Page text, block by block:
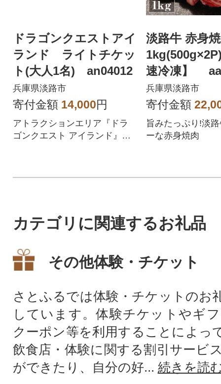
ドラゴンクエストアイ
ランド ライトチケッ
ト(大人1名) an04012
兵庫県淡路市
寄付金額 14,000円
アトラクションエリア『ドラ
ゴンクエスト アイランド』の
淡路牛 赤身
速冷凍】
兵庫県淡路市
寄付金額
旨みたっぷり!淡
ーな赤身焼肉
カテゴリに関連するお礼品
その他体験・チケット
さとふるでは体験・チケットのお
しています。体験チケットやギ
クーポン等を利用することによっ
飲食店・体験に関する割引サービ
ができたり、自分の好... 続きを読